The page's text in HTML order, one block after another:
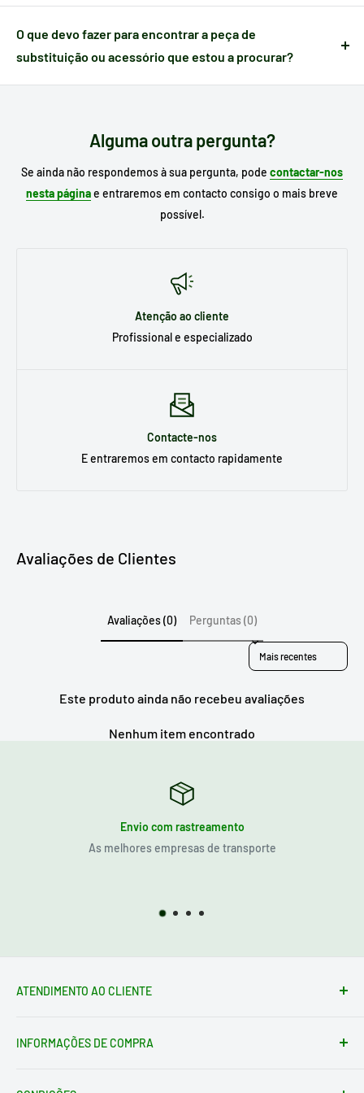
Quando um artigo apresenta algum defeito causado no
transporte,dispõe de 24 horas a partir do momento da
receção
para nos notificar e poder gerir a ocorrência.
O que devo fazer para encontrar a peça de
substituição ou acessório que estou a procurar?
Escreva no motor de busca do nosso site omodelo do seu
Alguma outra pergunta?
Se ainda não respondemos à sua pergunta, pode contactar-nos
nesta páginae entraremos em contacto consigo o mais breve
possível.
Atenção ao cliente
Profissional e especializado
Contacte-nos
E entraremos em contacto rapidamente
Avaliações de Clientes
Avaliações (0) Perguntas (0)
Sort reviews by
Este produto ainda não recebeu avaliações
Nenhum item encontrado
Envio com rastreamento
As melhores empresas de transporte
ATENDIMENTO AO CLIENTE
loja@electrotodo.pt
INFORMAÇÕES DE COMPRA